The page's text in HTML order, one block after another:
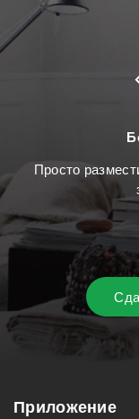
Просто
Приложение